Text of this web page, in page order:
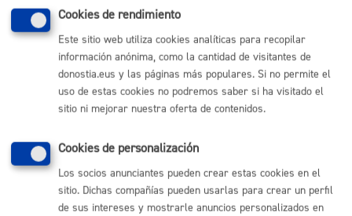
Perfil del contratante
Sede electrónica
Mapas - GeoDonostia
Sala de prensa
Mapa web
Donostia Kirola
Donostia Kultura
Fomento de San Sebastián
Cookies de rendimiento
Este sitio web utiliza cookies analíticas para recopilar
información anónima, como la cantidad de visitantes de
donostia.eus y las páginas más populares. Si no permite el
uso de estas cookies no podremos saber si ha visitado el
sitio ni mejorar nuestra oferta de contenidos.
Cookies de personalización
Los socios anunciantes pueden crear estas cookies en el
sitio. Dichas compañías pueden usarlas para crear un perfil
de sus intereses y mostrarle anuncios personalizados en